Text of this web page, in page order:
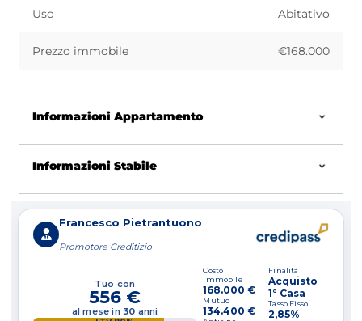
famiglia o per creare uno spazio dedicato al relax e
pietanze e per riunire amici e familiari intorno al
lavoro o per trascorrere piacevoli serate in
compagnia.
Il bagno, moderno e funzionale, è dotato di tutti i
comfort necessari per garantire il massimo
benessere e relax. Posto auto in corte
condominiale.
Uso Abitativo
Prezzo immobile €168.000
Informazioni Appartamento
Informazioni Stabile